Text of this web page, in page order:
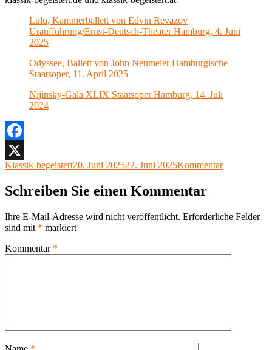
Lulu, Kammerballett von Edvin Revazov
Uraufführung/Ernst-Deutsch-Theater Hamburg, 4. Juni
2025
Odyssee, Ballett von John Neumeier Hamburgische
Staatsoper, 11. April 2025
Nijinsky-Gala XLIX Staatsoper Hamburg, 14. Juli
2024
Facebook
X
Autor
Klassik-begeistertVeröffentlicht
20. Juni 202522. Juni 2025Kategorien
Kommentar
Schreiben Sie einen Kommentar
Ihre E-Mail-Adresse wird nicht veröffentlicht. Erforderliche Felder
sind mit * markiert
Kommentar *